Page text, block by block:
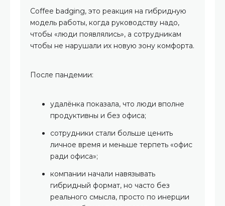
Coffee badging, это реакция на гибридную
модель работы, когда руководству надо,
чтобы «люди появлялись», а сотрудникам
чтобы не нарушали их новую зону комфорта.
После пандемии:
удалёнка показала, что люди вполне
продуктивны и без офиса;
сотрудники стали больше ценить
личное время и меньше терпеть «офис
ради офиса»;
компании начали навязывать
гибридный формат, но часто без
реального смысла, просто по инерции